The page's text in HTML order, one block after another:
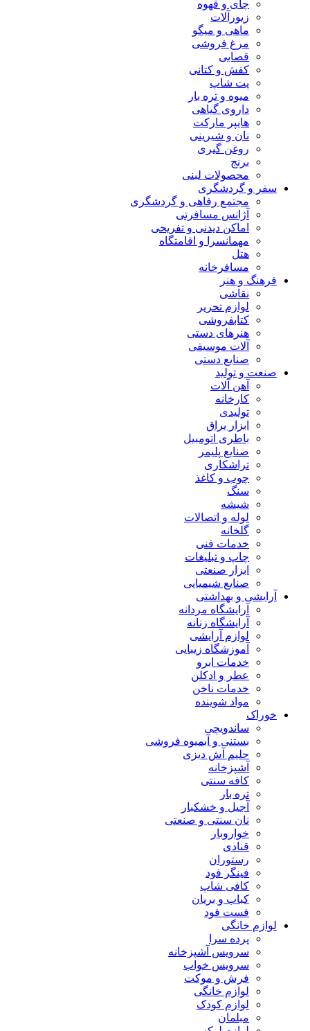
چای و قهوه
زیورآلات
ماهی و میگو
مرغ فروشی
قصابی
کفش و کتانی
پت شاپ
میوه و تره بار
داروی گیاهی
هایپر مارکت
نان و شیرینی
روغن گیری
برنج
محصولات لبنی
سفر و گردشگری
مجتمع رفاهی و گردشگری
آژانس مسافرتی
اماکن دیدنی و تفریحی
مهمانسرا و اقامتگاه
هتل
مسافرخانه
فرهنگ و هنر
نقاشی
لوازم تحریر
کتابفروشی
هنرهای دستی
آلات موسیقی
صنایع دستی
صنعت و تولید
آهن آلات
کارخانه
تولیدی
ابزار یراق
باطری اتومبیل
صنایع پلیمر
تراشکاری
چوب و کاغذ
سنگ
شیشه
لوله و اتصالات
گلخانه
خدمات فنی
چاپ و تبلیغات
ابزار صنعتی
صنایع شیمیایی
آرایشی و بهداشتی
آرایشگاه مردانه
آرایشگاه زنانه
لوازم آرایشی
آموزشگاه زیبایی
خدمات ابرو
عطر و ادکلن
خدمات ناخن
مواد شوینده
خوراک
ساندویچی
بستنی و آبمیوه فروشی
حلیم آش دیزی
آشپزخانه
کافه سنتی
تره بار
آجیل و خشکبار
نان سنتی و صنعتی
خواروبار
قنادی
رستوران
فینگر فود
کافی شاپ
کباب و بریان
فست فود
لوازم خانگی
پرده سرا
سرویس آشپزخانه
سرویس خواب
فرش و موکت
لوازم خانگی
لوازم کودک
مبلمان